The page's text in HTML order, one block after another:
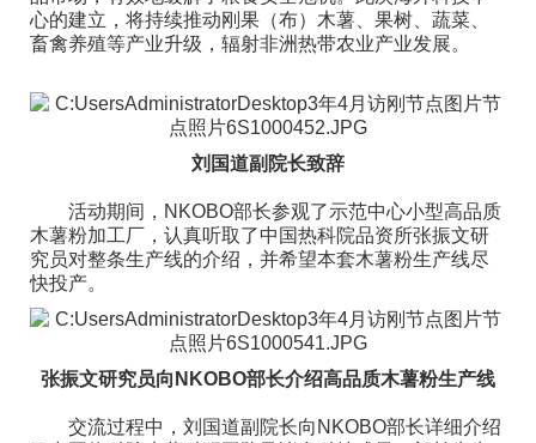
心的建立，将持续推动刚果（布）木薯、果树、蔬菜、
畜禽养殖等产业升级，辐射非洲热带农业产业发展。
刘国道副院长致辞
活动期间，NKOBO部长参观了示范中心小型高品质
木薯粉加工厂，认真听取了中国热科院品资所张振文研
究员对整条生产线的介绍，并希望本套木薯粉生产线尽
快投产。
张振文研究员向NKOBO部长介绍高品质木薯粉生产线
交流过程中，刘国道副院长向NKOBO部长详细介绍